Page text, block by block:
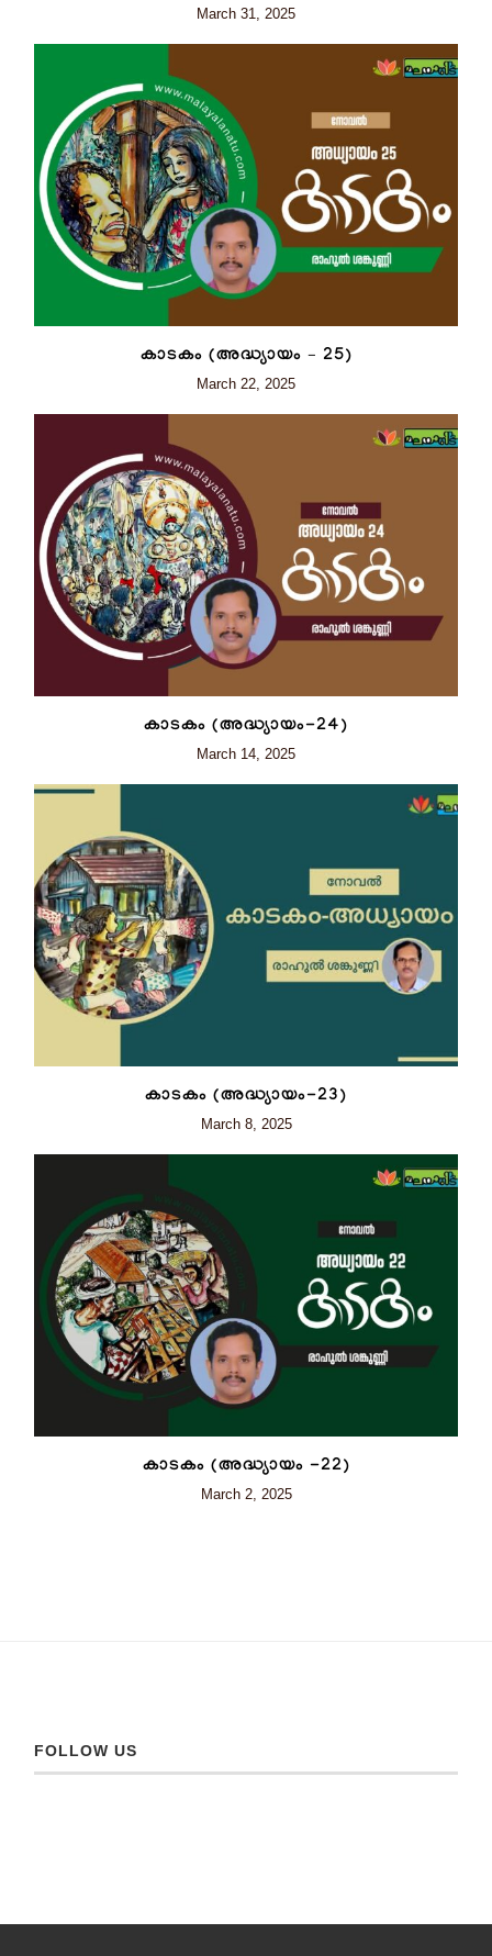
March 31, 2025
കാടകം (അദ്ധ്യായം – 25)
March 22, 2025
കാടകം (അദ്ധ്യായം-24)
March 14, 2025
കാടകം (അദ്ധ്യായം-23)
March 8, 2025
കാടകം (അദ്ധ്യായം -22)
March 2, 2025
FOLLOW US